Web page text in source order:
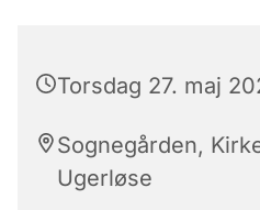
Torsdag 27. maj
Sognegården,
Ugerløse